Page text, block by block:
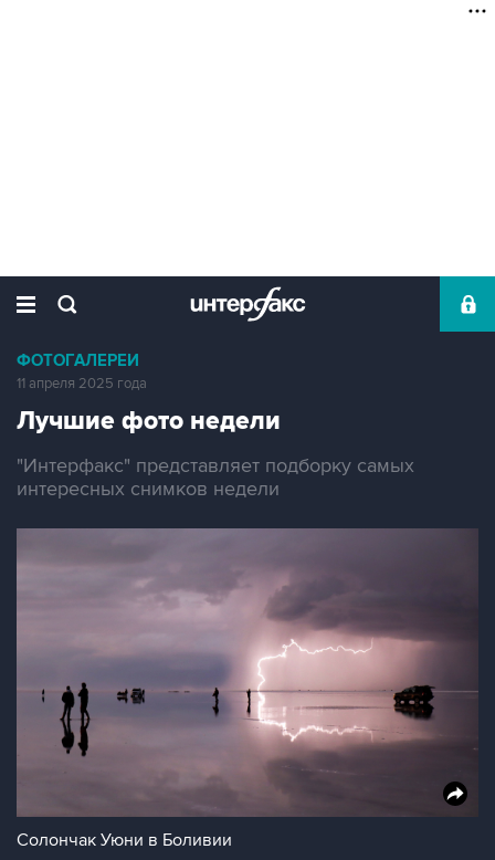
ФОТОГАЛЕРЕИ
11 апреля 2025 года
Лучшие фото недели
"Интерфакс" представляет подборку самых
интересных снимков недели
Солончак Уюни в Боливии